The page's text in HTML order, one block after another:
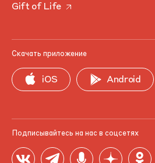
Gift of Life
Скачать приложение
iOS Android
Подписывайтесь на нас в соцсетях